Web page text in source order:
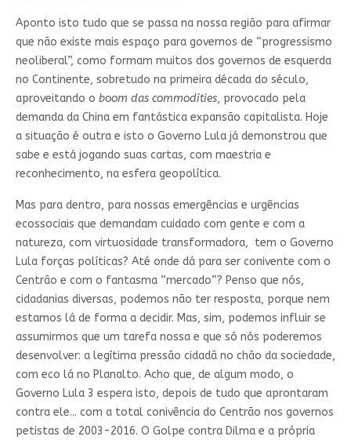
Aponto isto tudo que se passa na nossa região para afirmar
que não existe mais espaço para governos de “progressismo
neoliberal”, como formam muitos dos governos de esquerda
no Continente, sobretudo na primeira década do século,
aproveitando o boom das commodities, provocado pela
demanda da China em fantástica expansão capitalista. Hoje
a situação é outra e isto o Governo Lula já demonstrou que
sabe e está jogando suas cartas, com maestria e
reconhecimento, na esfera geopolítica.
Mas para dentro, para nossas emergências e urgências
ecossociais que demandam cuidado com gente e com a
natureza, com virtuosidade transformadora, tem o Governo
Lula forças políticas? Até onde dá para ser conivente com o
Centrão e com o fantasma “mercado”? Penso que nós,
cidadanias diversas, podemos não ter resposta, porque nem
estamos lá de forma a decidir. Mas, sim, podemos influir se
assumirmos que um tarefa nossa e que só nós poderemos
desenvolver: a legítima pressão cidadã no chão da sociedade,
com eco lá no Planalto. Acho que, de algum modo, o
Governo Lula 3 espera isto, depois de tudo que aprontaram
contra ele... com a total conivência do Centrão nos governos
petistas de 2003-2016. O Golpe contra Dilma e a própria